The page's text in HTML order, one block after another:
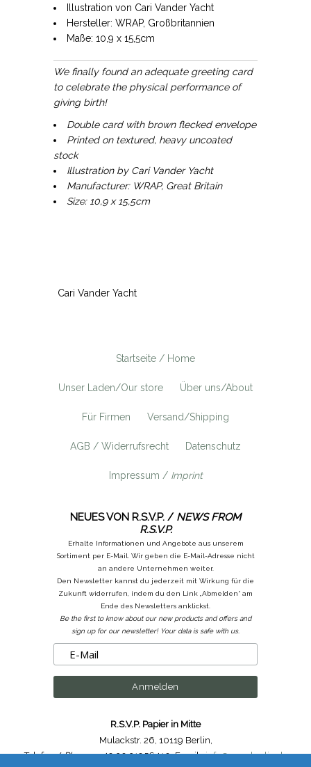
Illustration von Cari Vander Yacht
Hersteller: WRAP, Großbritannien
Maße: 10,9 x 15,5cm
We finally found an adequate greeting card
to celebrate the physical performance of
giving birth!
Double card with brown flecked envelope
Printed on textured, heavy uncoated
stock
Illustration by Cari Vander Yacht
Manufacturer: WRAP, Great Britain
Size: 10,9 x 15,5cm
Cari Vander Yacht
Startseite / Home
Unser Laden/Our store Über uns/About
Für Firmen Versand/Shipping
AGB / Widerrufsrecht Datenschutz
Impressum / Imprint
NEUES VON R.S.V.P. / NEWS FROM
R.S.V.P.
Erhalte Informationen und Angebote aus unserem
Sortiment per E-Mail. Wir geben die E-Mail-Adresse nicht
an andere Unternehmen weiter.
Den Newsletter kannst du jederzeit mit Wirkung für die
Zukunft widerrufen, indem du den Link „Abmelden“ am
Ende des Newsletters anklickst.
Be the first to know about our new products and offers and
sign up for our newsletter! Your data is safe with us.
R.S.V.P. Papier in Mitte
Mulackstr. 26 10119 Berlin
Telefon /Phone: ++49.30.31956410,Email :info@rsvp-berlin.de